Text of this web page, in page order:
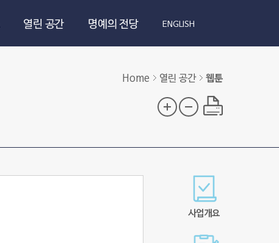
열린 공간 명예의 전당 ENGLISH
Home 열린 공간 웹툰
사업개요